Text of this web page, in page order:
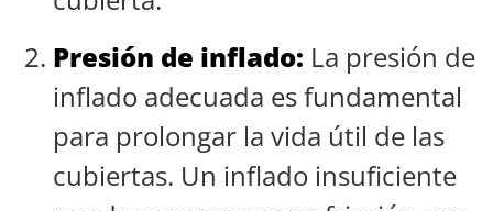
Presión de inflado: La presión de
inflado adecuada es fundamental
para prolongar la vida útil de las
cubiertas. Un inflado insuficiente